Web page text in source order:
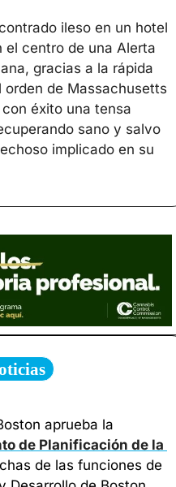
ileso en un hotel
el centro de una Alerta
gracias a la rápida
de Massachusetts
éxito una tensa
sano y salvo
implicado en su
aprueba la
de Planificación de la
de las funciones de